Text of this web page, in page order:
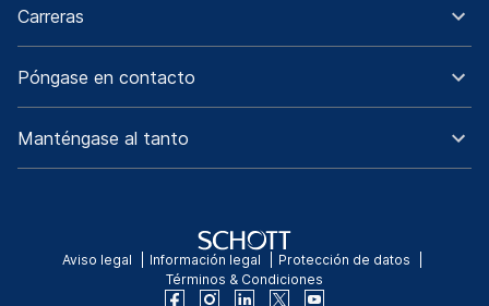
Carreras
Póngase en contacto
Manténgase al tanto
Aviso legal Información legal
Protección de datos
Términos & Condiciones